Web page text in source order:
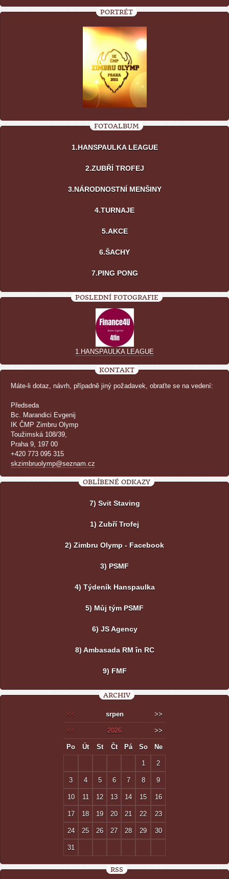
PORTRÉT
FOTOALBUM
1.HANSPAULKA LEAGUE
2.ZUBŘÍ TROFEJ
3.NÁRODNOSTNÍ MENŠINY
4.TURNAJE
5.AKCE
6.ŠACHY
7.PING PONG
POSLEDNÍ FOTOGRAFIE
1.HANSPAULKA LEAGUE
KONTAKT
Máte-li dotaz, návrh, případně jiný požadavek, obraťte se na vedení:
Předseda
Bc. Marandici Evgenij
IK ČMP Zimbru Olymp
Toužimská 108/39,
Praha 9, 197 00
+420 773 095 315
skzimbruolymp@seznam.cz
OBLÍBENÉ ODKAZY
7) Svit Staving
1) Zubří Trofej
2) Zimbru Olymp - Facebook
3) PSMF
4) Týdeník Hanspaulka
5) Můj tým PSMF
6) JS Agency
8) Ambasada RM în RC
9) FMF
ARCHIV
<< srpen >>
<< 2026 >>
Po Út St Čt Pá So Ne
1 2
3 4 5 6 7 8 9
10 11 12 13 14 15 16
17 18 19 20 21 22 23
24 25 26 27 28 29 30
31
RSS